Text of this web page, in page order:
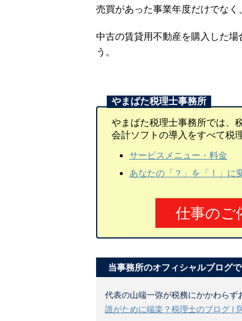
売買があった事業年度だけでなく
中古の賃貸用不動産を購入した
う。
やまばた税理士事務所では、
会計ソフトの導入をすべて税
サービスメニュー・料金
あなたの「？」を「！」に
仕事のご
当事務所のオフィシャルブログ
代表の山端一弥が税務にかかわらず
誰がために端楽？税理士のブログ |